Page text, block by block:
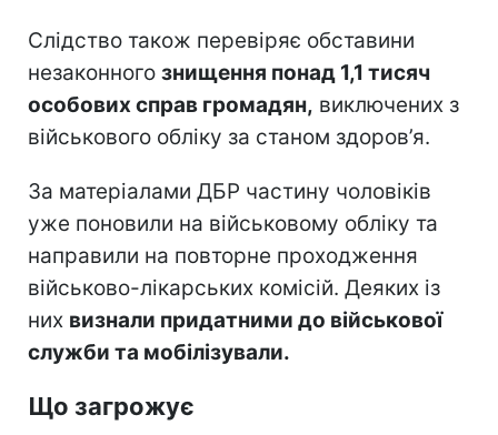
Слідство також перевіряє обставини
незаконного знищення понад 1,1 тисяч
особових справ громадян, виключених з
військового обліку за станом здоров’я.
За матеріалами ДБР частину чоловіків
уже поновили на військовому обліку та
направили на повторне проходження
військово-лікарських комісій. Деяких із
них визнали придатними до військової
служби та мобілізували.
Що загрожує